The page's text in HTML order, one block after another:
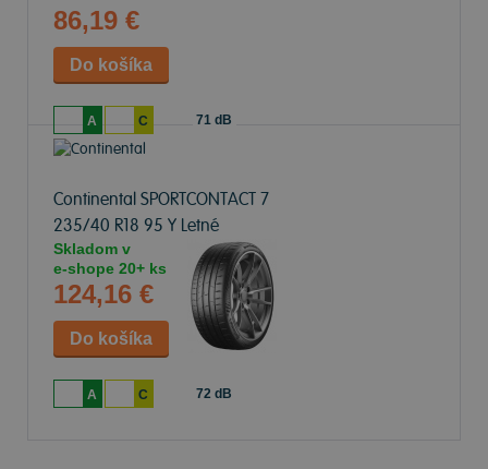
86,19 €
A C 71 dB
Continental SPORTCONTACT 7
235/40 R18 95 Y Letné
Skladom v
e-shope 20+ ks
124,16 €
A C 72 dB